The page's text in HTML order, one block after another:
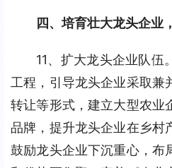
四、培育壮大龙头企业
11、扩大龙头企业队伍
工程，引导龙头企业采取兼
转让等形式，建立大型农业
品牌，提升龙头企业在乡村
鼓励龙头企业下沉重心，布